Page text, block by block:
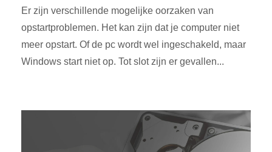
Er zijn verschillende mogelijke oorzaken van
opstartproblemen. Het kan zijn dat je computer niet
meer opstart. Of de pc wordt wel ingeschakeld, maar
Windows start niet op. Tot slot zijn er gevallen...